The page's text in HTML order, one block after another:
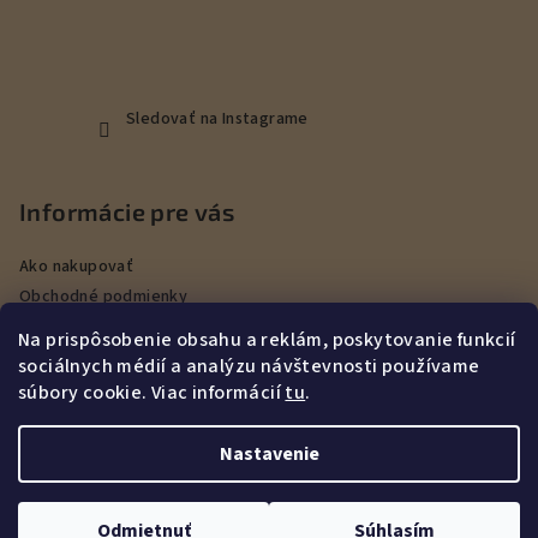
Na prispôsobenie obsahu a reklám, poskytovanie funkcií
sociálnych médií a analýzu návštevnosti používame
súbory cookie. Viac informáciítu.
Nastavenie
Odmietnuť Súhlasím
Sledovať na Instagrame
Informácie pre vás
Ako nakupovať
Obchodné podmienky
Podmienky ochrany osobných údajov
Veľkoobchod
Kontakty
Upraviť nastavenie cookies